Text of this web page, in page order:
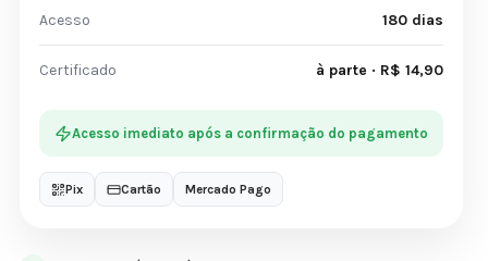
Acesso 180 dias
Certificado à parte · R$ 14,90
Acesso imediato após a confirmação do pagamento
Pix Cartão Mercado Pago